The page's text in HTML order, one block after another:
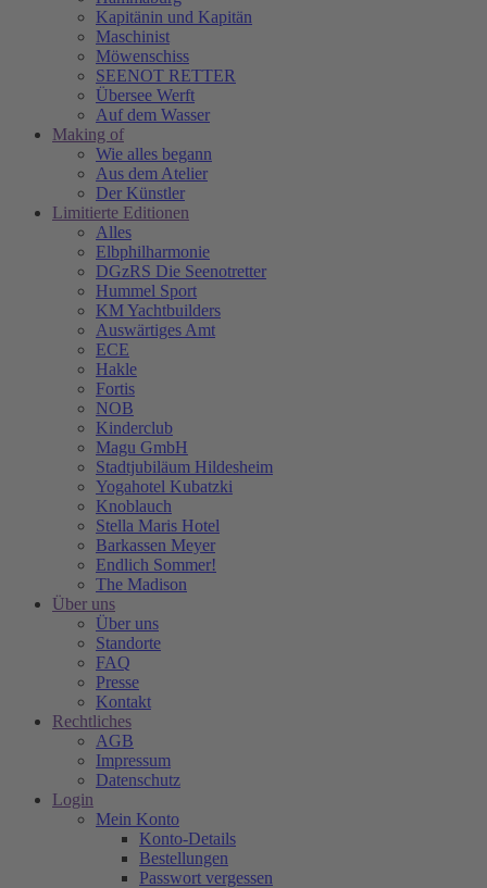
Kapitänin und Kapitän
Maschinist
Möwenschiss
SEENOT RETTER
Übersee Werft
Auf dem Wasser
Making of
Wie alles begann
Aus dem Atelier
Der Künstler
Limitierte Editionen
Alles
Elbphilharmonie
DGzRS Die Seenotretter
Hummel Sport
KM Yachtbuilders
Auswärtiges Amt
ECE
Hakle
Fortis
NOB
Kinderclub
Magu GmbH
Stadtjubiläum Hildesheim
Yogahotel Kubatzki
Knoblauch
Stella Maris Hotel
Barkassen Meyer
Endlich Sommer!
The Madison
Über uns
Über uns
Standorte
FAQ
Presse
Kontakt
Rechtliches
AGB
Impressum
Datenschutz
Login
Mein Konto
Konto-Details
Bestellungen
Passwort vergessen